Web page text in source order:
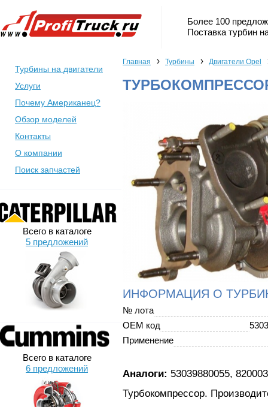
Более 100
Поставка турбин
Турбины на двигатели
Услуги
Почему Американец?
Обзор моделей
Контакты
О компании
Поиск запчастей
Всего в каталоге
5 предложений
Всего в каталоге
6 предложений
Главная › Турбины › Двигатели Opel
ТУРБОКОМПРЕССОР
ИНФОРМАЦИЯ О
№ лота
OEM код
Применение
Аналоги: 53039880055,
Турбокомпрессор.